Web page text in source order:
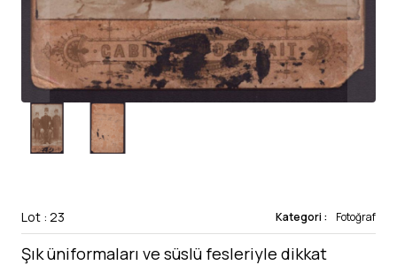
Lot : 23 Kategori : Fotoğraf
Şık üniformaları ve süslü fesleriyle dikkat